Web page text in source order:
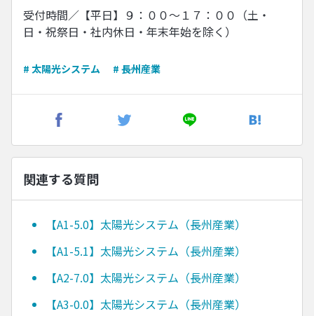
受付時間／【平日】９：００〜１７：００（土・
日・祝祭日・社内休日・年末年始を除く）
# 太陽光システム # 長州産業
関連する質問
【A1-5.0】太陽光システム（長州産業）
【A1-5.1】太陽光システム（長州産業）
【A2-7.0】太陽光システム（長州産業）
【A3-0.0】太陽光システム（長州産業）